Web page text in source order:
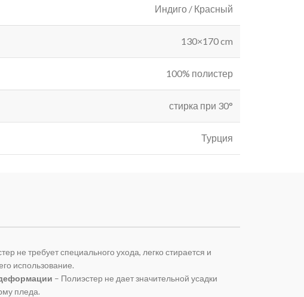
Индиго / Красный
130×170 cm
100% полистер
стирка при 30°
Турция
не требует специального ухода, легко стирается и
использование.
– Полиэстер не дает значительной усадки
пледа.